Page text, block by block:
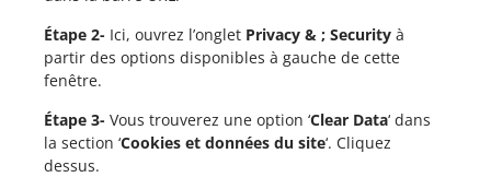
Étape 2- Ici, ouvrez l’onglet Privacy & ; Security à
partir des options disponibles à gauche de cette
fenêtre.
Étape 3- Vous trouverez une option ‘Clear Data‘ dans
la section ‘Cookies et données du site‘. Cliquez
dessus.